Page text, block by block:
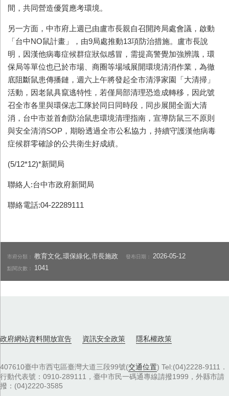
間，共同營造優質應考環境。
另一方面，中市府上週已由盧市長親自召開跨局處會議，啟動
「台中NO鼠計畫」，由9局處推動13項防治措施。盧市長說
明，因漢他病毒症候群症狀似感冒，需提高警覺加強辨識，環
保局等單位也已於市場、商圈等場域展開環境清消作業，為徹
底阻斷鼠患傳播鏈，週六上午將發起全市清淨家園「大清掃」
活動，因老鼠具竄逃特性，若僅局部清理恐造成轉移，因此號
召全市各里與環保志工隊於同日同時段，同步展開全面大清
消，台中市並首創防治鼠患環境清理指南，宣導防鼠三不原則
與安全清消SOP，期盼透過全市公私協力，持續守護漢他病毒
症候群零確診的公共衛生好成績。
(5/12*12)*新聞局
聯絡人:台中市政府新聞局
聯絡電話:04-22289111
市府分類：教育文化,環保綠化,市長施政 發布日期： 2026-05-12
點閱次數： 1041
政府網站資料開放宣告 資訊安全政策 隱私權政策
407610臺中市西屯區臺灣大道三段99號(交通位置) Tel:(04)2228-9111．
行動代表號：0910-289111，臺中市民一碼通專線請撥1999，外縣市請
撥：(04)2220-3585